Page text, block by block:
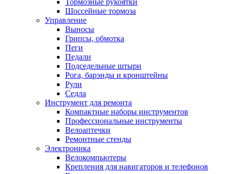
Шоссейные тормоза
Управление
Выносы
Грипсы, обмотка
Пеги
Педали
Подседельные штыри
Рога, барэнды и кронштейны
Рули
Седла
Инструмент для ремонта
Компактные наборы инструментов
Профессиональные инструменты
Велоаптечки
Ремонтные стенды
Электроника
Велокомпьютеры
Крепления для навигаторов и телефонов